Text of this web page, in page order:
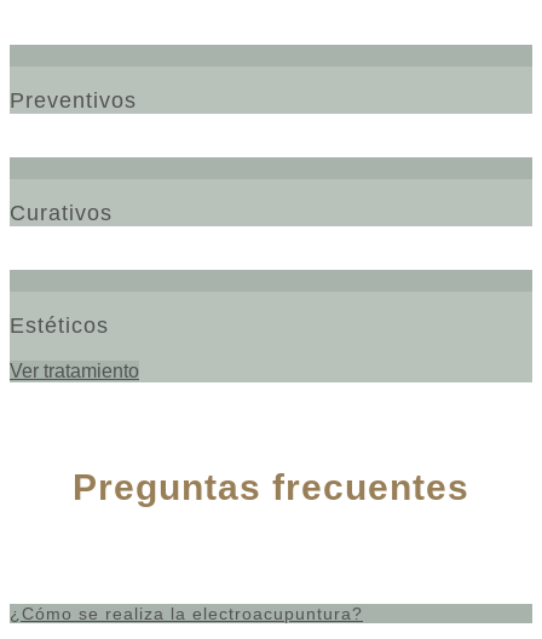
Preventivos
Curativos
Estéticos
Ver tratamiento
Preguntas frecuentes
¿Cómo se realiza la electroacupuntura?